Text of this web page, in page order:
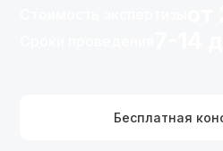
Бесплатная